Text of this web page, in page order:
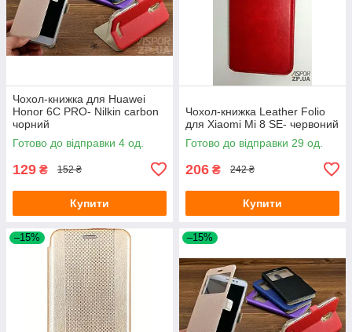
Чохол-книжка для Huawei
Honor 6C PRO- Nilkin carbon
чорний
Готово до відправки 4 од.
129 ₴ 152 ₴
Купити
Чохол-книжка Leather Folio
для Xiaomi Mi 8 SE- червоний
Готово до відправки 29 од.
206 ₴ 242 ₴
Купити
–15% –15%